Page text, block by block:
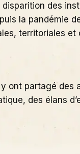
disparition des
la pandémie
territoriales et
y ont partagé
des élans